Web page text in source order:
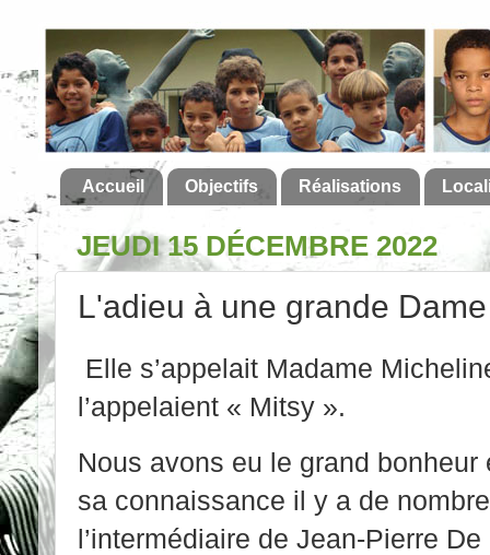
Accueil Objectifs Réalisations
JEUDI 15 DÉCEMBRE 2022
L'adieu à une grande Dame
Elle s’appelait Madame
l’appelaient « Mitsy ».
Nous avons eu le grand
sa connaissance il y a de
l’intermédiaire de Jean-Pierre